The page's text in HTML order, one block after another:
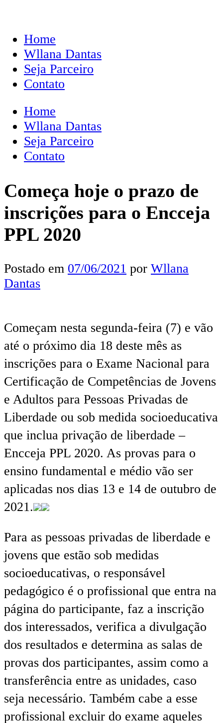
Home
Wllana Dantas
Seja Parceiro
Contato
Home
Wllana Dantas
Seja Parceiro
Contato
Começa hoje o prazo de
inscrições para o Encceja
PPL 2020
Postado em 07/06/2021 por Wllana
Dantas
Começam nesta segunda-feira (7) e vão
até o próximo dia 18 deste mês as
inscrições para o Exame Nacional para
Certificação de Competências de Jovens
e Adultos para Pessoas Privadas de
Liberdade ou sob medida socioeducativa
que inclua privação de liberdade –
Encceja PPL 2020. As provas para o
ensino fundamental e médio vão ser
aplicadas nos dias 13 e 14 de outubro de
2021.
Para as pessoas privadas de liberdade e
jovens que estão sob medidas
socioeducativas, o responsável
pedagógico é o profissional que entra na
página do participante, faz a inscrição
dos interessados, verifica a divulgação
dos resultados e determina as salas de
provas dos participantes, assim como a
transferência entre as unidades, caso
seja necessário. Também cabe a esse
profissional excluir do exame aqueles